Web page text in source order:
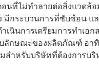
นที่ไม่ทำลายต่อสิ่งแวดล้
กระบวนการที่ซับซ้อน แ
นินการเตรียมการทำเอก
ลักษณะของผลิตภัณฑ์ อาทิ
สำหรับบริษัทที่ต้องการบ